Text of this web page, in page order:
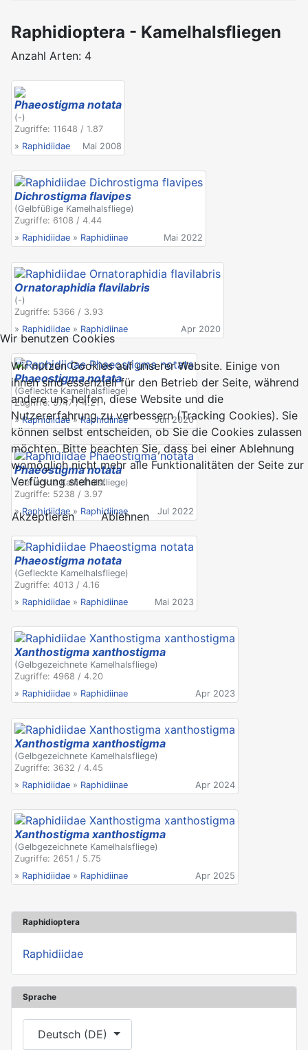
Raphidioptera
Raphidiidae
Sprache
Sprache auswählen
Deutsch (DE)
Raphidioptera - Kamelhalsfliegen
Anzahl Arten: 4
Phaeostigma notata
(-)
Zugriffe: 11648 / 1.87
» Raphidiidae Mai 2008
Dichrostigma flavipes
(Gelbfüßige Kamelhalsfliege)
Zugriffe: 6108 / 4.44
» Raphidiidae » Raphidiinae Mai 2022
Ornatoraphidia flavilabris
(-)
Zugriffe: 5366 / 3.93
» Raphidiidae » Raphidiinae Apr 2020
Phaeostigma notata
(Gefleckte Kamelhalsfliege)
Zugriffe: 5747 / 4.21
»Raphidiidae»Raphidiinae Jun 2020
Phaeostigma notata
(Gefleckte Kamelhalsfliege)
Zugriffe: 5238 / 3.97
»Raphidiidae » Raphidiinae Jul 2022
Phaeostigma notata
(Gefleckte Kamelhalsfliege)
Zugriffe: 4013 / 4.16
» Raphidiidae » Raphidiinae Mai 2023
Xanthostigma xanthostigma
(Gelbgezeichnete Kamelhalsfliege)
Zugriffe: 4968 / 4.20
» Raphidiidae » Raphidiinae Apr 2023
Xanthostigma xanthostigma
(Gelbgezeichnete Kamelhalsfliege)
Zugriffe: 3632 / 4.45
» Raphidiidae » Raphidiinae Apr 2024
Xanthostigma xanthostigma
(Gelbgezeichnete Kamelhalsfliege)
Zugriffe: 2651 / 5.75
» Raphidiidae » Raphidiinae Apr 2025
Wir benutzen Cookies
Wir nutzen Cookies auf unserer Website. Einige von
ihnen sind essenziell für den Betrieb der Seite, während
andere uns helfen, diese Website und die
Nutzererfahrung zu verbessern (Tracking Cookies). Sie
können selbst entscheiden, ob Sie die Cookies zulassen
möchten. Bitte beachten Sie, dass bei einer Ablehnung
womöglich nicht mehr alle Funktionalitäten der Seite zur
Verfügung stehen.
Akzeptieren Ablehnen